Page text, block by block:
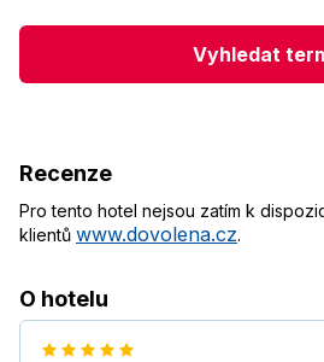
Vyhledat
Recenze
Pro tento hotel nejsou zatím k
klientů www.dovolena.cz.
O hotelu